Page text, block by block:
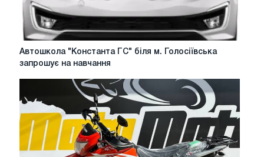
Автошкола
м.
Голосіївська
запрошує
навчання
Автошкола "Константа ГС" біля м. Голосіївська
запрошує на навчання